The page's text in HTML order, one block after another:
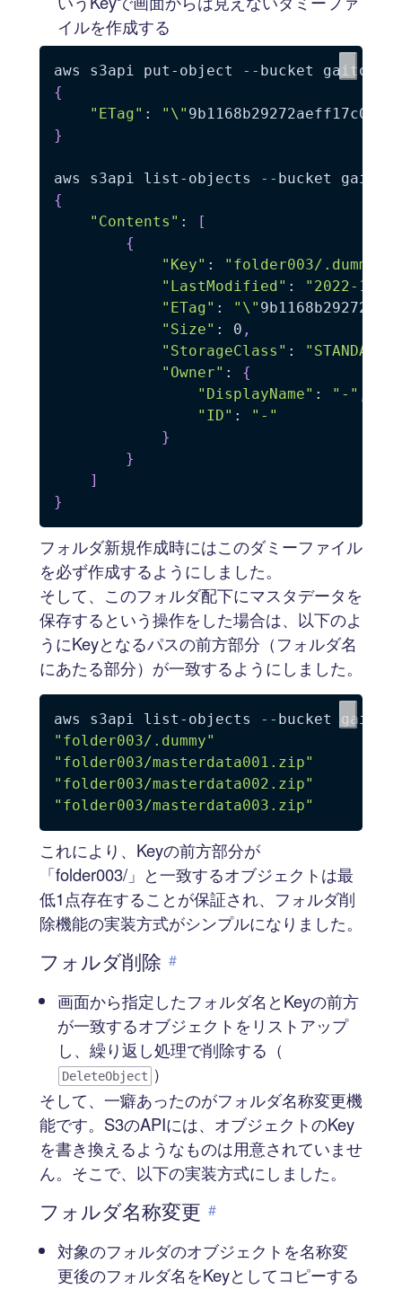
イルを作成する
aws s3api put-object -- bucket
{
"ETag" : "\"
}
aws s3api list-objects
--
{
"Contents" :
[
{
"Key" : "folder003/.dummy"
"LastModified" :
"2022-12-
"ETag" : "\"
"Size" : 0 ,
"StorageClass" : "STANDARD"
"Owner" : {
"DisplayName" : "-"
"ID" :
"-"
}
}
]
}
フォルダ新規作成時にはこのダミーファイル
を必ず作成するようにしました。
そして、このフォルダ配下にマスタデータを
保存するという操作をした場合は、以下のよ
うにKeyとなるパスの前方部分（フォルダ名
にあたる部分）が一致するようにしました。
aws s3api list-objects -- bucket
"folder003/.dummy"
"folder003/masterdata001.zip"
"folder003/masterdata002.zip"
"folder003/masterdata003.zip"
これにより、Keyの前方部分が
「folder003/」と一致するオブジェクトは最
低1点存在することが保証され、フォルダ削
除機能の実装方式がシンプルになりました。
フォルダ削除 #
画面から指定したフォルダ名とKeyの前方
が一致するオブジェクトをリストアップ
し、繰り返し処理で削除する（
DeleteObject ）
そして、一癖あったのがフォルダ名称変更機
能です。S3のAPIには、オブジェクトのKey
を書き換えるようなものは用意されていませ
ん。そこで、以下の実装方式にしました。
フォルダ名称変更 #
対象のフォルダのオブジェクトを名称変
更後のフォルダ名をKeyとしてコピーする